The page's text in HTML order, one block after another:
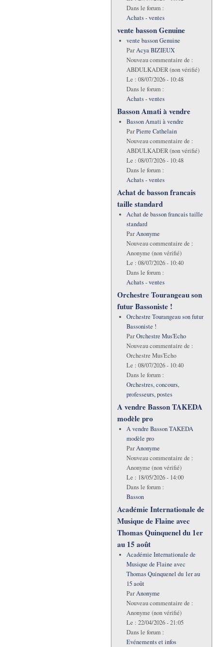
Dans le forum :
Achats - ventes
vente basson Genuine
vente basson Genuine
ParAcya BIZIEUX
Nouveau commentaire de :
ABDULKADER (non vérifié)
Le : 08/07/2026 - 10:48
Dans le forum :
Achats - ventes
Basson Amati à vendre
Basson Amati à vendre
ParPierre Cathelain
Nouveau commentaire de :
ABDULKADER (non vérifié)
Le : 08/07/2026 - 10:48
Dans le forum :
Achats - ventes
Achat de basson francais
taille standard
Achat de basson francais taille
standard
ParAnonyme
Nouveau commentaire de :
Anonyme (non vérifié)
Le : 08/07/2026 - 10:40
Dans le forum :
Achats - ventes
Orchestre Tourangeau son
futur Bassoniste !
Orchestre Tourangeau son futur
Bassoniste !
ParOrchestre Mus'Echo
Nouveau commentaire de :
Orchestre Mus'Echo
Le : 08/07/2026 - 10:40
Dans le forum :
Orchestres, concours,
professeurs, postes
A vendre Basson TAKEDA
modèle pro
A vendre Basson TAKEDA
modèle pro
ParAnonyme
Nouveau commentaire de :
Anonyme (non vérifié)
Le : 18/05/2026 - 14:00
Dans le forum :
Basson
Académie Internationale de
Musique de Flaine avec
Thomas Quinquenel du 1er
au 15 août
Académie Internationale de
Musique de Flaine avec
Thomas Quinquenel du 1er au
15 août
ParAnonyme
Nouveau commentaire de :
Anonyme (non vérifié)
Le : 22/04/2026 - 21:05
Dans le forum :
Evénements et infos